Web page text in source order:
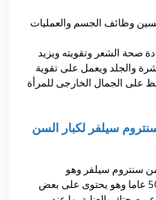
وظائف الجسم والعمليات
صحة الشعر وتقويته ويزيد
والجلد ويعمل على تقوية
على الجمال الخارجى للمرأة
سيلفر لكبار السن
سنتروم سيلفر وهو
للاشخاص البالغين +50 عاما وهو يحتوى على بعض